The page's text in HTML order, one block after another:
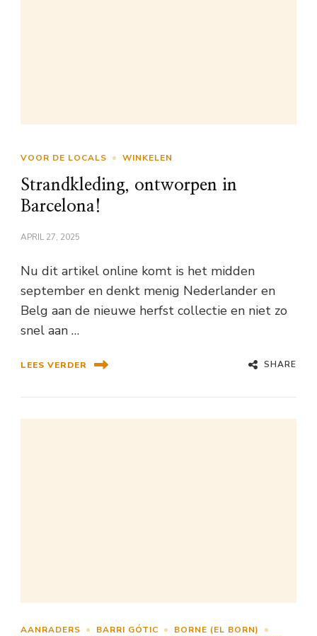
VOOR DE LOCALS WINKELEN
Strandkleding, ontworpen in
Barcelona!
APRIL 27, 2025
Nu dit artikel online komt is het midden
september en denkt menig Nederlander en
Belg aan de nieuwe herfst collectie en niet zo
snel aan …
LEES VERDER SHARE
AANRADERS BARRI GÓTIC
BORNE (EL BORN)